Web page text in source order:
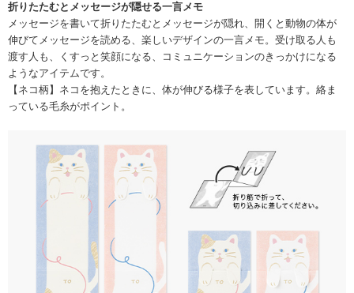
折りたたむとメッセージが隠せる一言メモ
メッセージを書いて折りたたむとメッセージが隠れ、開くと動物の体が
伸びてメッセージを読める、楽しいデザインの一言メモ。受け取る人も
渡す人も、くすっと笑顔になる、コミュニケーションのきっかけになる
ようなアイテムです。
【ネコ柄】ネコを抱えたときに、体が伸びる様子を表しています。絡ま
っている毛糸がポイント。